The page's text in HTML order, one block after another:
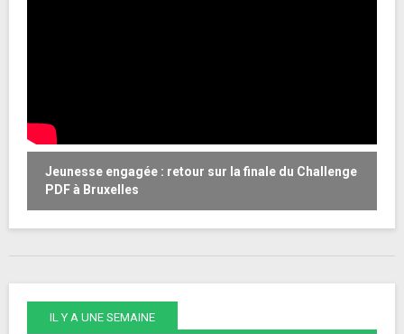
Jeunesse engagée : retour sur la finale du Challenge
PDF à Bruxelles
IL Y A UNE SEMAINE